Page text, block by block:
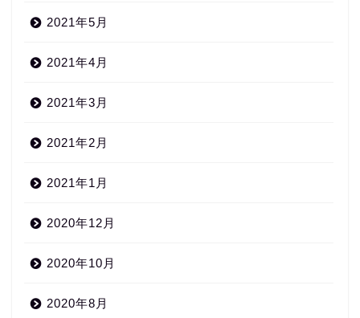
2021年5月
2021年4月
2021年3月
2021年2月
2021年1月
2020年12月
2020年10月
2020年8月